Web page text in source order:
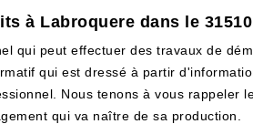
à Labroquere dans le 31510
qui peut effectuer des travaux de
qui est dressé à partir
Nous tenons à vous
qui va naître de sa production.